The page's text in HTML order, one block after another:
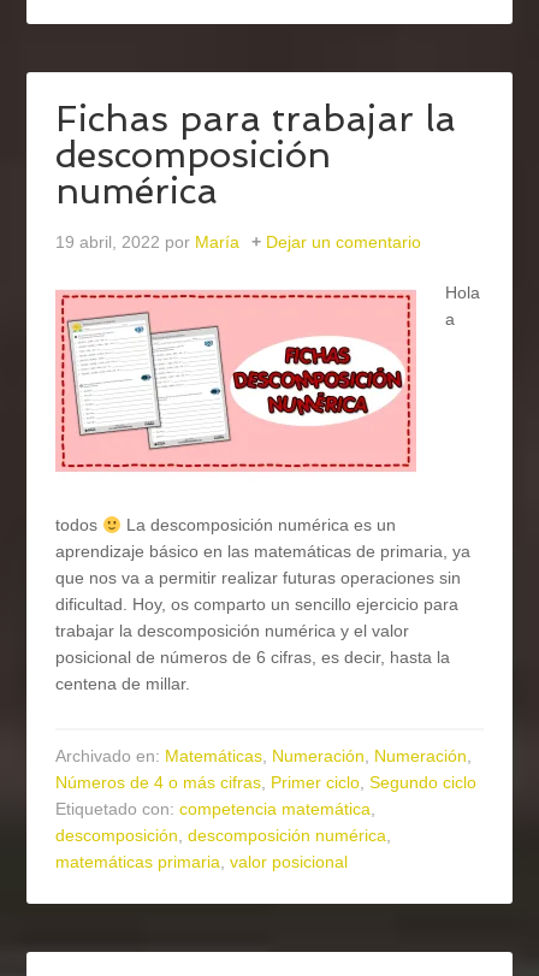
Fichas para trabajar la
descomposición
numérica
19 abril, 2022 por María Dejar un comentario
Hola
a
todos
La descomposición numérica es un
aprendizaje básico en las matemáticas de primaria, ya
que nos va a permitir realizar futuras operaciones sin
dificultad. Hoy, os comparto un sencillo ejercicio para
trabajar la descomposición numérica y el valor
posicional de números de 6 cifras, es decir, hasta la
centena de millar.
Archivado en: Matemáticas, Numeración, Numeración,
Números de 4 o más cifras, Primer ciclo,Segundo ciclo
Etiquetado con:competencia matemática,
descomposición,descomposición numérica,
matemáticas primaria,valor posicional